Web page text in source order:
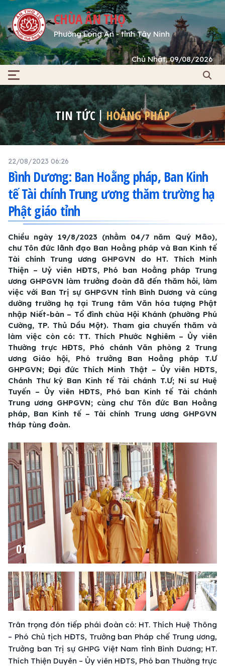
CHÙA ÂN THỌ
Phường Long An - tỉnh Tây Ninh
Chủ Nhật, 09/08/2026
TIN TỨC HOẰNG PHÁP
22/08/2023 06:26
Bình Dương: Ban Hoằng pháp, Ban Kinh
tế Tài chính Trung ương thăm trường hạ
Phật giáo tỉnh
Chiều ngày 19/8/2023 (nhằm 04/7 năm Quý Mão),
chư Tôn đức lãnh đạo Ban Hoằng pháp và Ban Kinh tế
Tài chính Trung ương GHPGVN do HT. Thích Minh
Thiện – Uỷ viên HĐTS, Phó ban Hoằng pháp Trung
ương GHPGVN làm trưởng đoàn đã đến thăm hỏi, làm
việc với Ban Trị sự GHPGVN tỉnh Bình Dương và cúng
dường trường hạ tại Trung tâm Văn hóa tượng Phật
nhập Niết-bàn – Tổ đình chùa Hội Khánh (phường Phú
Cường, TP. Thủ Dầu Một). Tham gia chuyến thăm và
làm việc còn có: TT. Thích Phước Nghiêm – Ủy viên
Thường trực HĐTS, Phó chánh Văn phòng 2 Trung
ương Giáo hội, Phó trưởng Ban Hoằng pháp T.Ư
GHPGVN; Đại đức Thích Minh Thật – Ủy viên HĐTS,
Chánh Thư ký Ban Kinh tế Tài chánh T.Ư; Ni sư Huệ
Tuyến – Ủy viên HĐTS, Phó ban Kinh tế Tài chánh
Trung ương GHPGVN; cùng chư Tôn đức Ban Hoằng
pháp, Ban Kinh tế – Tài chính Trung ương GHPGVN
tháp tùng đoàn.
01
Trân trọng đón tiếp phái đoàn có: HT. Thích Huệ Thông
– Phó Chủ tịch HĐTS, Trưởng ban Pháp chế Trung ương,
Trưởng ban Trị sự GHPG Việt Nam tỉnh Bình Dương; HT.
Thích Thiện Duyên – Ủy viên HĐTS, Phó ban Thường trực